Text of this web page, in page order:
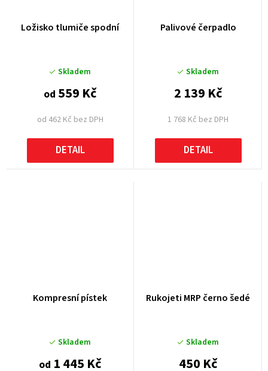
Ložisko tlumiče spodní
Skladem
od 462 Kč bez DPH
od 559 Kč
DETAIL
Palivové čerpadlo
Skladem
1 768 Kč bez DPH
2 139 Kč
DETAIL
Kompresní pístek
Skladem
od 1 445 Kč
Rukojeti MRP černo šedé
Skladem
450 Kč